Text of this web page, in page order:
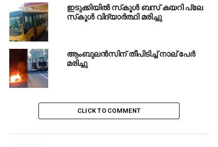
ഇടുക്കിയില്‍ സ്‌കൂള്‍ ബസ് കയറി പ്ലേ
സ്‌കൂള്‍ വിദ്യാര്‍ത്ഥി മരിച്ചു
ആംബുലന്‍സിന് തീപിടിച്ച് നാല് പേര്‍
മരിച്ചു
CLICK TO COMMENT